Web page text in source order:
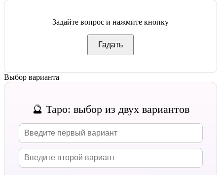
Задайте вопрос и нажмите кнопку
Гадать
Выбор варианта
🔮 Таро: выбор из двух вариантов